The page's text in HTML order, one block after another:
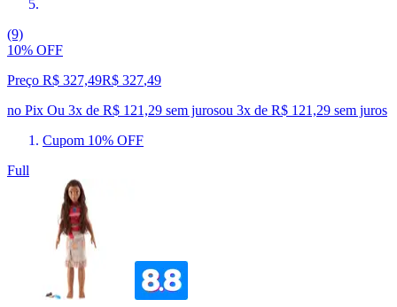
(9)
10% OFF
Preço R$ 327,49R$ 327,49
no Pix Ou 3x de R$ 121,29 sem jurosou 3x de R$ 121,29 sem juros
Cupom 10% OFF
Full